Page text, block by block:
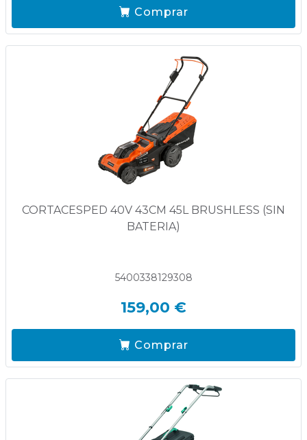
Comprar
CORTACESPED 40V 43CM 45L BRUSHLESS (SIN
BATERIA)
5400338129308
159,00 €
Comprar